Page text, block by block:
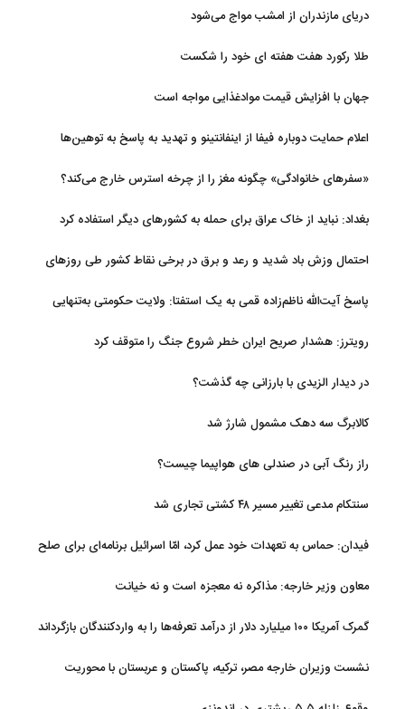
دریای مازندران از امشب مواج می‌شود
طلا رکورد هفت هفته ای خود را شکست
جهان با افزایش قیمت موادغذایی مواجه است
اعلام حمایت دوباره فیفا از اینفانتینو و تهدید به پاسخ به توهین‌ها
«سفرهای خانوادگی» چگونه مغز را از چرخه استرس خارج می‌کند؟
بغداد: نباید از خاک عراق برای حمله به کشورهای دیگر استفاده کرد
احتمال وزش باد شدید و رعد و برق در برخی نقاط کشور طی روزهای
پاسخ آیت‌الله ناظم‌زاده قمی به یک استفتا: ولایت حکومتی به‌تنهایی
رویترز: هشدار صریح ایران خطر شروع جنگ را متوقف کرد
در دیدار الزیدی با بارزانی چه گذشت؟
کالابرگ سه دهک مشمول شارژ شد
راز رنگ آبی در صندلی های هواپیما چیست؟
سنتکام مدعی تغییر مسیر ۴۸ کشتی تجاری شد
فیدان: حماس به تعهدات خود عمل کرد، امّا اسرائیل برنامه‌ای برای صلح
معاون وزیر خارجه: مذاکره نه معجزه است و نه خیانت
گمرک آمریکا ۱۰۰ میلیارد دلار از درآمد تعرفه‌ها را به واردکنندگان بازگرداند
نشست وزیران خارجه مصر، ترکیه، پاکستان و عربستان با محوریت